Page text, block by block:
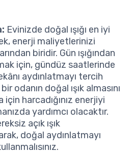
Evinizde doğal ışığı en iyi
enerji maliyetlerinizi
biridir. Gün ışığından
için, gündüz saatlerinde
aydınlatmayı tercih
odanın doğal ışık almasını
harcadığınız enerjiyi
yardımcı olacaktır.
açık ışık
doğal aydınlatmayı